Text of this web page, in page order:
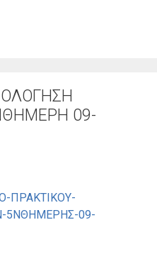
09-
ΠΡΑΚΤΙΚΟΥ-
5ΝΘΗΜΕΡΗΣ-09-